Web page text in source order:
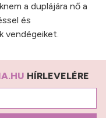
a duplájára nő a
és
vendégeiket.
HÍRLEVELÉRE